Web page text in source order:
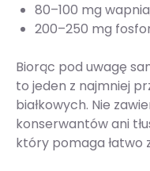
80–100 mg
200–250 mg
Biorąc pod uwagę
to jeden z najmniej
białkowych. Nie
konserwantów ani
który pomaga łatwo